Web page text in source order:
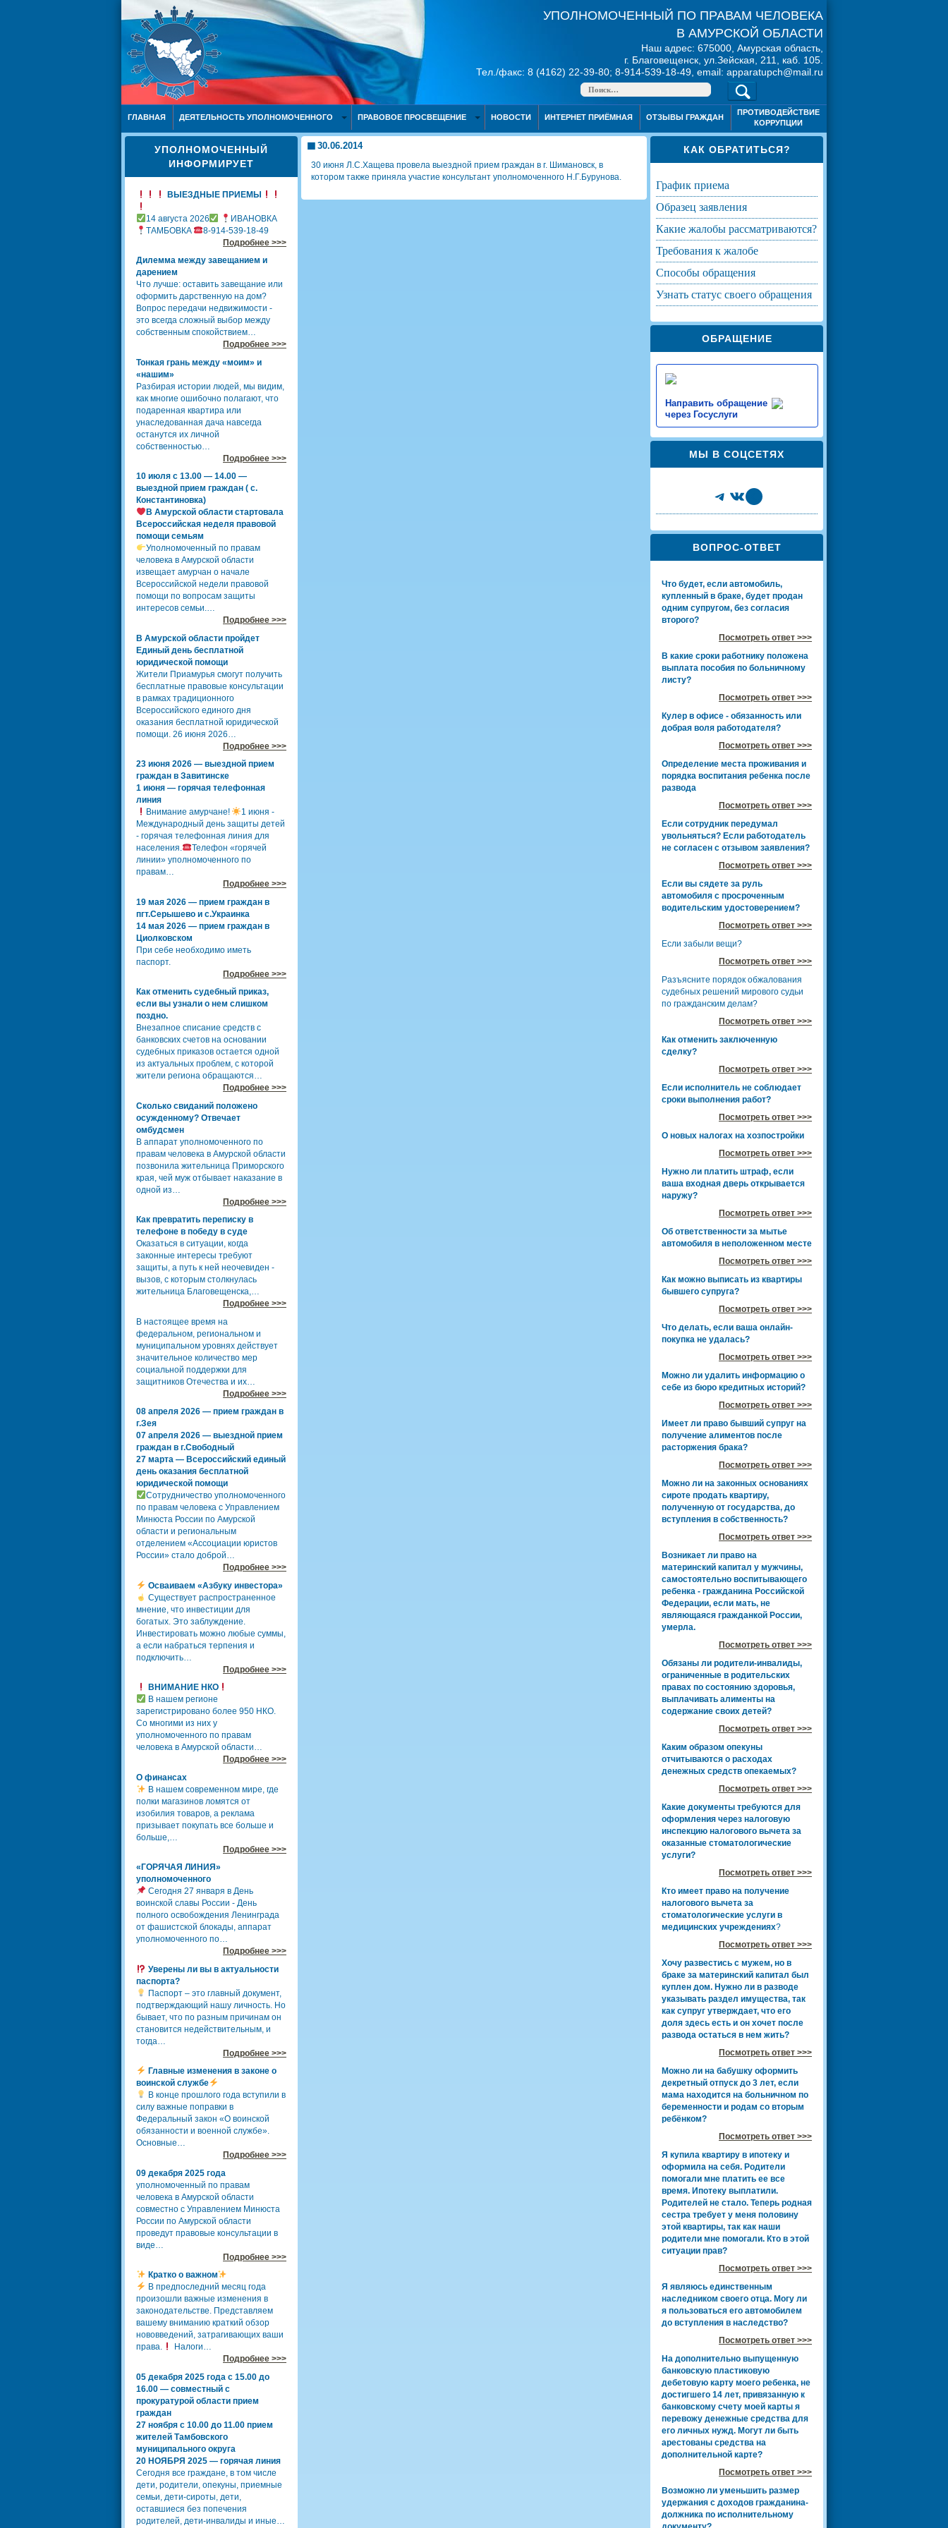
УПОЛНОМОЧЕННЫЙ ПО ПРАВАМ ЧЕЛОВЕКА
В АМУРСКОЙ ОБЛАСТИ
Наш адрес: 675000, Амурская область,
г. Благовещенск, ул.Зейская, 211, каб. 105.
Тел./факс: 8 (4162) 22-39-80; 8-914-539-18-49, email: apparatupch@mail.ru
ГЛАВНАЯ ДЕЯТЕЛЬНОСТЬ УПОЛНОМОЧЕННОГО ПРАВОВОЕ ПРОСВЕЩЕНИЕ НОВОСТИ ИНТЕРНЕТ ПРИЁМНАЯ ОТЗЫВЫ ГРАЖДАН
ПРОТИВОДЕЙСТВИЕ
КОРРУПЦИИ
УПОЛНОМОЧЕННЫЙ
ИНФОРМИРУЕТ
ВЫЕЗДНЫЕ ПРИЕМЫ
14 августа 2026
ИВАНОВКА
ТАМБОВКА
8-914-539-18-49
Подробнее >>>
Дилемма между завещанием и
дарением
Что лучше: оставить завещание или
оформить дарственную на дом?
Вопрос передачи недвижимости -
это всегда сложный выбор между
собственным спокойствием…
Подробнее >>>
Тонкая грань между «моим» и
«нашим»
Разбирая истории людей, мы видим,
как многие ошибочно полагают, что
подаренная квартира или
унаследованная дача навсегда
останутся их личной
собственностью…
Подробнее >>>
10 июля с 13.00 — 14.00 —
выездной прием граждан ( с.
Константиновка)
В Амурской области стартовала
Всероссийская неделя правовой
помощи семьям
Уполномоченный по правам
человека в Амурской области
извещает амурчан о начале
Всероссийской недели правовой
помощи по вопросам защиты
интересов семьи.…
Подробнее >>>
В Амурской области пройдет
Единый день бесплатной
юридической помощи
Жители Приамурья смогут получить
бесплатные правовые консультации
в рамках традиционного
Всероссийского единого дня
оказания бесплатной юридической
помощи. 26 июня 2026…
Подробнее >>>
23 июня 2026 — выездной прием
граждан в Завитинске
1 июня — горячая телефонная
линия
Внимание амурчане!
1 июня -
Международный день защиты детей
- горячая телефонная линия для
населения.
Телефон «горячей
линии» уполномоченного по
правам…
Подробнее >>>
19 мая 2026 — прием граждан в
пгт.Серышево и с.Украинка
14 мая 2026 — прием граждан в
Циолковском
При себе необходимо иметь
паспорт.
Подробнее >>>
Как отменить судебный приказ,
если вы узнали о нем слишком
поздно.
Внезапное списание средств с
банковских счетов на основании
судебных приказов остается одной
из актуальных проблем, с которой
жители региона обращаются…
Подробнее >>>
Сколько свиданий положено
осужденному? Отвечает
омбудсмен
В аппарат уполномоченного по
правам человека в Амурской области
позвонила жительница Приморского
края, чей муж отбывает наказание в
одной из…
Подробнее >>>
Как превратить переписку в
телефоне в победу в суде
Оказаться в ситуации, когда
законные интересы требуют
защиты, а путь к ней неочевиден -
вызов, с которым столкнулась
жительница Благовещенска,…
Подробнее >>>
В настоящее время на
федеральном, региональном и
муниципальном уровнях действует
значительное количество мер
социальной поддержки для
защитников Отечества и их…
Подробнее >>>
08 апреля 2026 — прием граждан в
г.Зея
07 апреля 2026 — выездной прием
граждан в г.Свободный
27 марта — Всероссийский единый
день оказания бесплатной
юридической помощи
Сотрудничество уполномоченного
по правам человека с Управлением
Минюста России по Амурской
области и региональным
отделением «Ассоциации юристов
России» стало доброй…
Подробнее >>>
Осваиваем «Азбуку инвестора»
Существует распространенное
мнение, что инвестиции для
богатых. Это заблуждение.
Инвестировать можно любые суммы,
а если набраться терпения и
подключить…
Подробнее >>>
ВНИМАНИЕ НКО
В нашем регионе
зарегистрировано более 950 НКО.
Со многими из них у
уполномоченного по правам
человека в Амурской области…
Подробнее >>>
О финансах
В нашем современном мире, где
полки магазинов ломятся от
изобилия товаров, а реклама
призывает покупать все больше и
больше,…
Подробнее >>>
«ГОРЯЧАЯ ЛИНИЯ»
уполномоченного
Сегодня 27 января в День
воинской славы России - День
полного освобождения Ленинграда
от фашистской блокады, аппарат
уполномоченного по…
Подробнее >>>
Уверены ли вы в актуальности
паспорта?
Паспорт – это главный документ,
подтверждающий нашу личность. Но
бывает, что по разным причинам он
становится недействительным, и
тогда…
Подробнее >>>
Главные изменения в законе о
воинской службе
В конце прошлого года вступили в
силу важные поправки в
Федеральный закон «О воинской
обязанности и военной службе».
Основные…
Подробнее >>>
09 декабря 2025 года
уполномоченный по правам
человека в Амурской области
совместно с Управлением Минюста
России по Амурской области
проведут правовые консультации в
виде…
Подробнее >>>
Кратко о важном
В предпоследний месяц года
произошли важные изменения в
законодательстве. Представляем
вашему вниманию краткий обзор
нововведений, затрагивающих ваши
права.
Налоги…
Подробнее >>>
05 декабря 2025 года с 15.00 до
16.00 — совместный с
прокуратурой области прием
граждан
27 ноября с 10.00 до 11.00 прием
жителей Тамбовского
муниципального округа
20 НОЯБРЯ 2025 — горячая линия
Сегодня все граждане, в том числе
дети, родители, опекуны, приемные
семьи, дети-сироты, дети,
оставшиеся без попечения
родителей, дети-инвалиды и иные…
30.06.2014
30 июня Л.С.Хащева провела выездной прием граждан в г. Шимановск, в
котором также приняла участие консультант уполномоченного Н.Г.Бурунова.
КАК ОБРАТИТЬСЯ?
график приема
образец заявления
какие жалобы рассматриваются?
требования к жалобе
способы обращения
узнать статус своего обращения
ОБРАЩЕНИЕ
Направить обращение
через Госуслуги
МЫ В СОЦСЕТЯХ
Telegram
VKShare Icon
ВОПРОС-ОТВЕТ
Что будет, если автомобиль,
купленный в браке, будет продан
одним супругом, без согласия
второго?
Посмотреть ответ >>>
В какие сроки работнику положена
выплата пособия по больничному
листу?
Посмотреть ответ >>>
Кулер в офисе - обязанность или
добрая воля работодателя?
Посмотреть ответ >>>
Определение места проживания и
порядка воспитания ребенка после
развода
Посмотреть ответ >>>
Если сотрудник передумал
увольняться? Если работодатель
не согласен с отзывом заявления?
Посмотреть ответ >>>
Если вы сядете за руль
автомобиля с просроченным
водительским удостоверением?
Посмотреть ответ >>>
Если забыли вещи?
Посмотреть ответ >>>
Разъясните порядок обжалования
судебных решений мирового судьи
по гражданским делам?
Посмотреть ответ >>>
Как отменить заключенную
сделку?
Посмотреть ответ >>>
Если исполнитель не соблюдает
сроки выполнения работ?
Посмотреть ответ >>>
О новых налогах на хозпостройки
Посмотреть ответ >>>
Нужно ли платить штраф, если
ваша входная дверь открывается
наружу?
Посмотреть ответ >>>
Об ответственности за мытье
автомобиля в неположенном месте
Посмотреть ответ >>>
Как можно выписать из квартиры
бывшего супруга?
Посмотреть ответ >>>
Что делать, если ваша онлайн-
покупка не удалась?
Посмотреть ответ >>>
Можно ли удалить информацию о
себе из бюро кредитных историй?
Посмотреть ответ >>>
Имеет ли право бывший супруг на
получение алиментов после
расторжения брака?
Посмотреть ответ >>>
Можно ли на законных основаниях
сироте продать квартиру,
полученную от государства, до
вступления в собственность?
Посмотреть ответ >>>
Возникает ли право на
материнский капитал у мужчины,
самостоятельно воспитывающего
ребенка - гражданина Российской
Федерации, если мать, не
являющаяся гражданкой России,
умерла.
Посмотреть ответ >>>
Обязаны ли родители-инвалиды,
ограниченные в родительских
правах по состоянию здоровья,
выплачивать алименты на
содержание своих детей?
Посмотреть ответ >>>
Каким образом опекуны
отчитываются о расходах
денежных средств опекаемых?
Посмотреть ответ >>>
Какие документы требуются для
оформления через налоговую
инспекцию налогового вычета за
оказанные стоматологические
услуги?
Посмотреть ответ >>>
Кто имеет право на получение
налогового вычета за
стоматологические услуги в
медицинских учреждениях?
Посмотреть ответ >>>
Хочу развестись с мужем, но в
браке за материнский капитал был
куплен дом. Нужно ли в разводе
указывать раздел имущества, так
как супруг утверждает, что его
доля здесь есть и он хочет после
развода остаться в нем жить?
Посмотреть ответ >>>
Можно ли на бабушку оформить
декретный отпуск до 3 лет, если
мама находится на больничном по
беременности и родам со вторым
ребёнком?
Посмотреть ответ >>>
Я купила квартиру в ипотеку и
оформила на себя. Родители
помогали мне платить ее все
время. Ипотеку выплатили.
Родителей не стало. Теперь родная
сестра требует у меня половину
этой квартиры, так как наши
родители мне помогали. Кто в этой
ситуации прав?
Посмотреть ответ >>>
Я являюсь единственным
наследником своего отца. Могу ли
я пользоваться его автомобилем
до вступления в наследство?
Посмотреть ответ >>>
На дополнительно выпущенную
банковскую пластиковую
дебетовую карту моего ребенка, не
достигшего 14 лет, привязанную к
банковскому счету моей карты я
перевожу денежные средства для
его личных нужд. Могут ли быть
арестованы средства на
дополнительной карте?
Посмотреть ответ >>>
Возможно ли уменьшить размер
удержания с доходов гражданина-
должника по исполнительному